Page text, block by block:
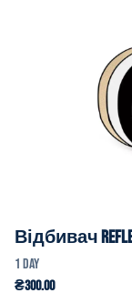
Відбивач